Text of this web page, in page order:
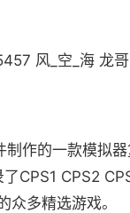
风_空_海 龙
作的一款模拟
CPS1 CPS2
众多精选游戏。